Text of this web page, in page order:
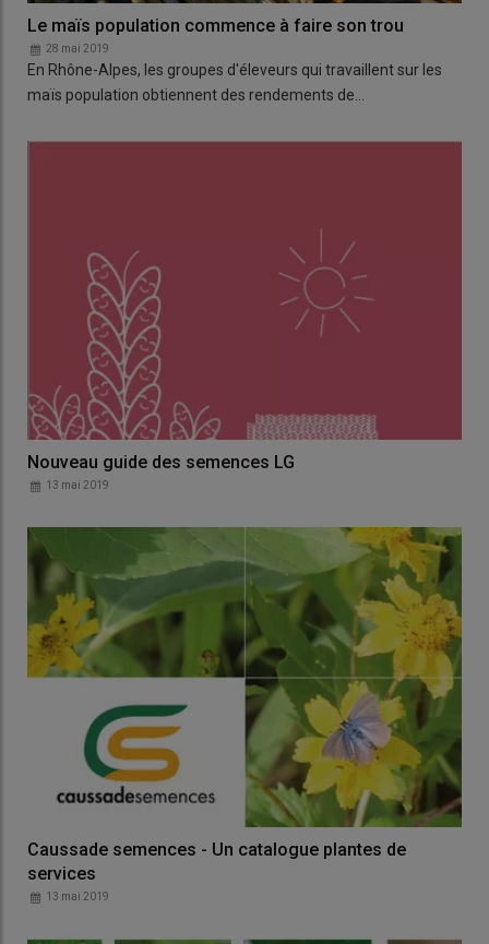
Le maïs population commence à faire son trou
28 mai 2019
En Rhône-Alpes, les groupes d'éleveurs qui travaillent sur les
maïs population obtiennent des rendements de…
Nouveau guide des semences LG
13 mai 2019
Caussade semences - Un catalogue plantes de
services
13 mai 2019